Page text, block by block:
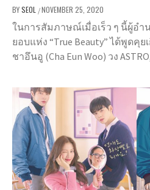
BYSEOL /NOVEMBER 25, 2020
ในการสัมภาษณ์เมื่อเร็ว ๆ นี้ผู้อำ
ยอบแห่ง “True Beauty” ได้พูดคุ
ชาอึนอู (Cha Eun Woo) วง